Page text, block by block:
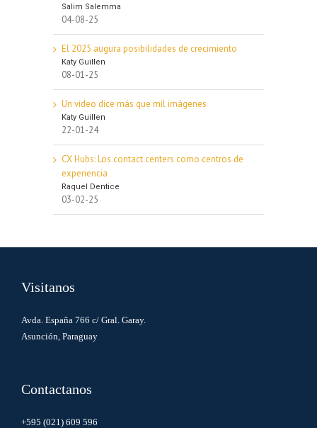
Salim Salemma
04-08-25
El 2025 augura posibilidades de crecimiento
Katy Guillen
08-01-25
Un video dice más que mil imágenes
Katy Guillen
22-01-24
CX Hubs: Los contact centers como centros de
experiencia
Raquel Dentice
03-02-25
Visitanos
Avda. España 766 c/ Gral. Garay.
Asunción, Paraguay
Contactanos
+595 (021) 609 596